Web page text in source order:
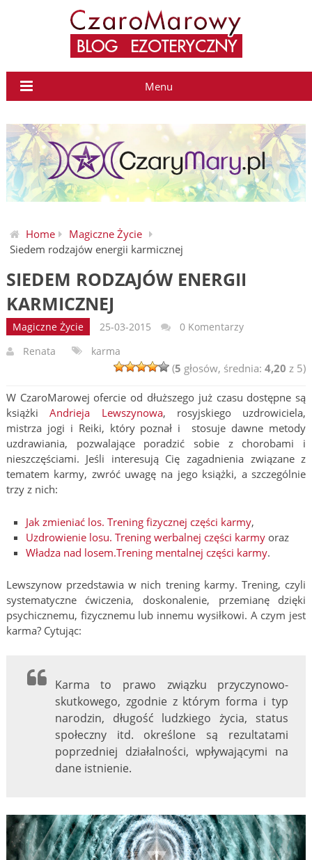
Menu
Home
Magiczne Życie
Siedem rodzajów energii karmicznej
SIEDEM RODZAJÓW ENERGII
KARMICZNEJ
Magiczne Życie 25-03-2015
0 Komentarzy
Renata
karma
(5 głosów, średnia:4,20 z 5)
W CzaroMarowej ofercie od dłuższego już czasu dostępne są
książkiAndrieja Lewszynowa, rosyjskiego uzdrowiciela,
mistrza jogi i Reiki, który poznał i stosuje dawne metody
uzdrawiania, pozwalające poradzić sobie z chorobami i
nieszczęściami. Jeśli interesują Cię zagadnienia związane z
tematem karmy, zwróć uwagę na jego książki, a szczególnie
trzy z nich:
Jak zmieniać los. Trening fizycznej części karmy,
Uzdrowienie losu. Trening werbalnej części karmy oraz
Władza nad losem.Trening mentalnej części karmy.
Lewszynow przedstawia w nich trening karmy. Trening, czyli
systematyczne ćwiczenia, doskonalenie, przemianę dzięki
psychicznemu, fizycznemu lub innemu wysiłkowi. A czym jest
karma? Cytując:
Karma to prawo związku przyczynowo-
skutkowego, zgodnie z którym forma i typ
narodzin, długość ludzkiego życia, status
społeczny itd. określone są rezultatami
poprzedniej działalności, wpływającymi na
dane istnienie.